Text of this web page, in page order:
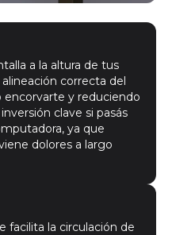
a la altura de tus
correcta del
encorvarte y reduciendo
clave si pasás
ya que
dolores a largo
facilita la circulación de